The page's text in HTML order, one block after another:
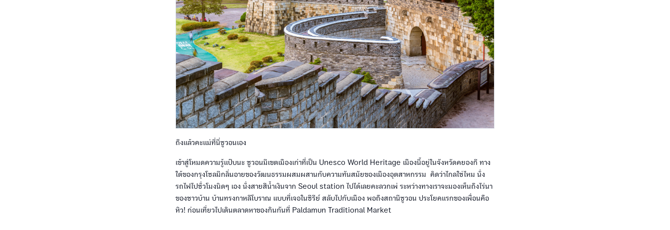
ถึงแล้วคะแม่ที่นี่ซูวอนเอง
เข้าสู่โหมดความรู้แป๊บนะ ซูวอนมีเขตเมืองเก่าที่เป็น Unesco World Heritage เมืองนี้อยู่ในจังหวัดคยองกี ทาง
ใต้ของกรุงโซลมีกลิ่นอายของวัฒนธรรมผสมผสานกับความทันสมัยของเมืองอุตสาหกรรม คิดว่าไกลใช่ไหม นั่ง
รถไฟไปชั่วโมงนิดๆ เอง นั่งสายสีน้ำเงินจาก Seoul station ไปได้เลยคะลวกเพ่ ระหว่างทางเราจะมองเห็นถึงไร่นา
ของชาวบ้าน บ้านทรงกาหลีโบราณ แบบที่เจอในซีรีย์ สลับไปกับเมือง พอถึงสถานีซูวอน ประโยคแรกของเพื่อนคือ
หิว! ก่อนเที่ยวไปเดินตลาดหาของกินกันที่ Paldamun Traditional Market